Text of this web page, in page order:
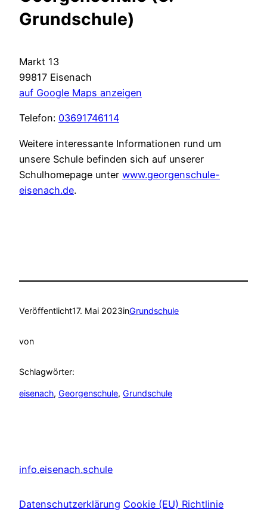
Grundschule)
Markt 13
99817 Eisenach
auf Google Maps anzeigen
Telefon: 03691746114
Weitere interessante Informationen rund um
unsere Schule befinden sich auf unserer
Schulhomepage unter www.georgenschule-
eisenach.de.
Veröffentlicht17. Mai 2023inGrundschule
von
Schlagwörter:
eisenach, Georgenschule, Grundschule
info.eisenach.schule
Datenschutzerklärung Cookie (EU) Richtlinie